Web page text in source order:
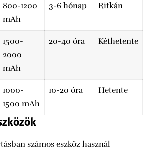
800-1200
mAh
3-6 hónap Ritkán
1500-
2000
mAh
20-40 óra Kéthetente
1000-
1500 mAh
10-20 óra Hetente
számos eszköz használ